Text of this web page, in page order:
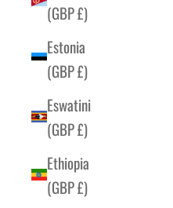
(GBP £)
Estonia
(GBP £)
Eswatini
(GBP £)
Ethiopia
(GBP £)